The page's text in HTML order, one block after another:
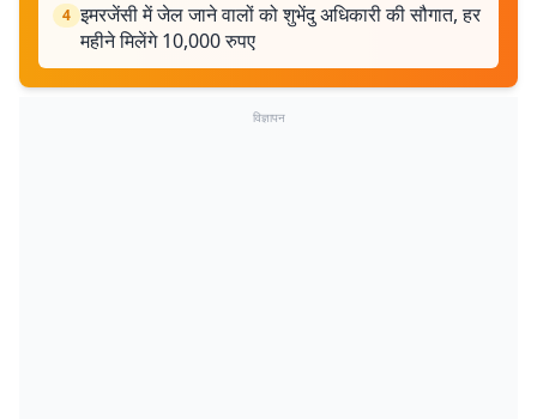
4 इमरजेंसी में जेल जाने वालों को शुभेंदु अधिकारी की सौगात, हर
महीने मिलेंगे 10,000 रुपए
विज्ञापन